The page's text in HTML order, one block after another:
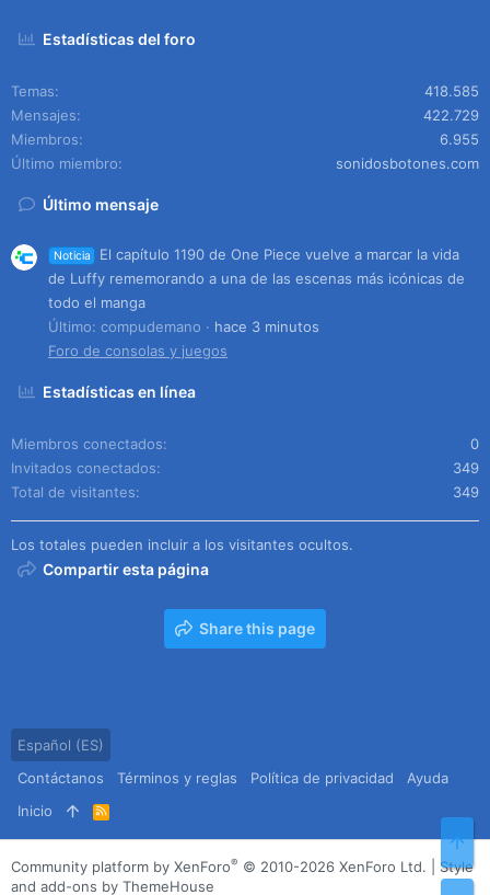
Estadísticas del foro
Temas
418.585
Mensajes
422.729
Miembros
6.955
Último miembro
sonidosbotones.com
Último mensaje
Noticia
El capítulo 1190 de One Piece vuelve a marcar la vida
de Luffy rememorando a una de las escenas más icónicas de
todo el manga
Último: compudemano
hace 3 minutos
Foro de consolas y juegos
Estadísticas en línea
Miembros conectados
0
Invitados conectados
349
Total de visitantes
349
Los totales pueden incluir a los visitantes ocultos.
Compartir esta página
Share this page
Español (ES)
Contáctanos
Términos y reglas Política de privacidad
Ayuda
Inicio
R
S
S
Community platform by XenForo® © 2010-2026 XenForo Ltd.
Style
and add-ons by ThemeHouse